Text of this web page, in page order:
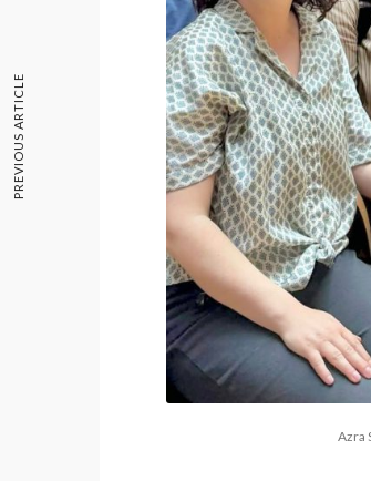
Azra
PREVIOUS ARTICLE